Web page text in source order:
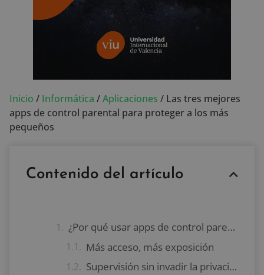
Inicio / Informática /Aplicaciones / Las tres mejores
apps de control parental para proteger a los más
pequeños
Contenido del artículo
¿Por qué usar apps de control parental?
Más acceso, más exposición
Supervisión sin invadir la privacidad